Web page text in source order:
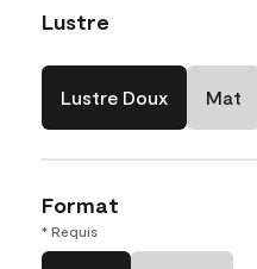
Lustre
Lustre Doux Mat
Format
* Requis